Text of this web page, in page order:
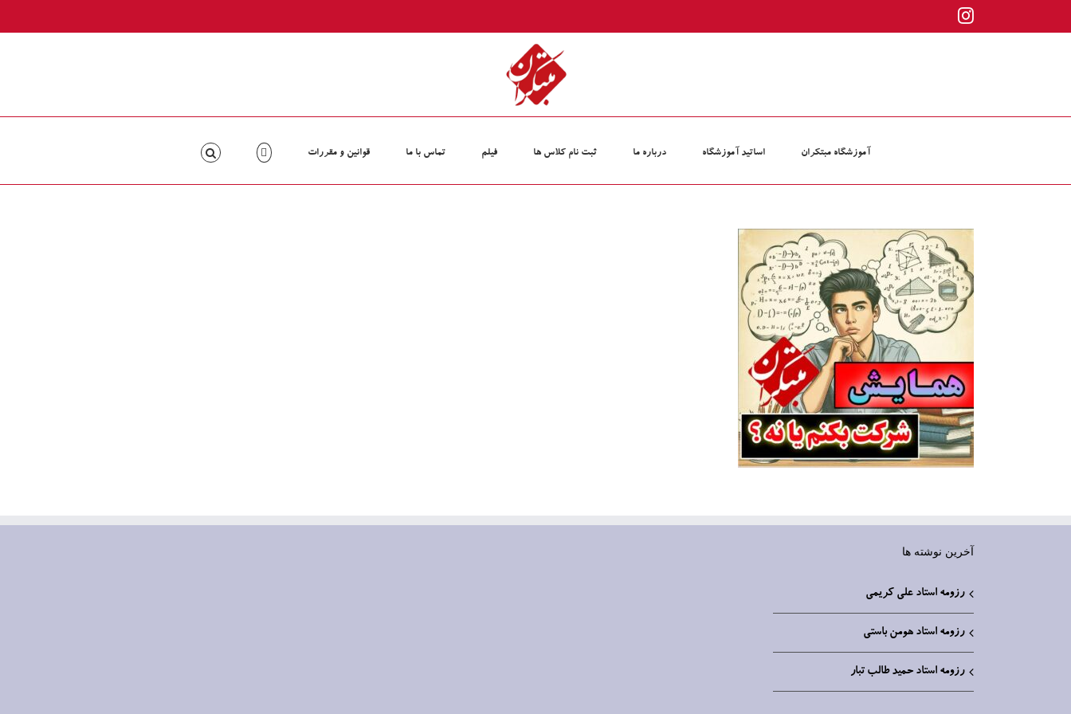
کردن
Instagram
آموزشگاه مبتکران اساتید آموزشگاه درباره ما ثبت نام کلاس‏ ها فیلم تماس با ما قوانین و مقررات
آخرین نوشته ها
رزومه استاد علی کریمی
رزومه استاد هومن باستی
رزومه استاد حمید طالب تبار